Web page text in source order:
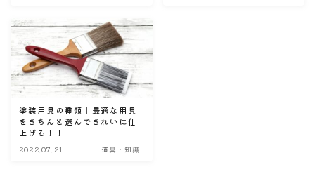
塗装用具の種類｜最適な用具
をきちんと選んできれいに仕
上げる！！
2022.07.21 道具・知識